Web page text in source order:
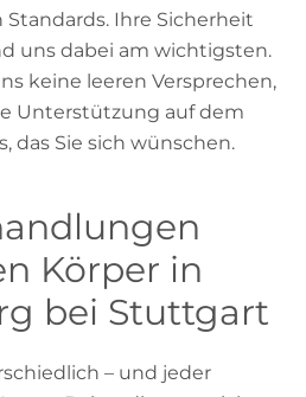
Ihre Sicherheit
uns dabei am wichtigsten.
keine leeren Versprechen,
Unterstützung auf dem
das Sie sich wünschen.
Körper in
bei Stuttgart
– und jeder